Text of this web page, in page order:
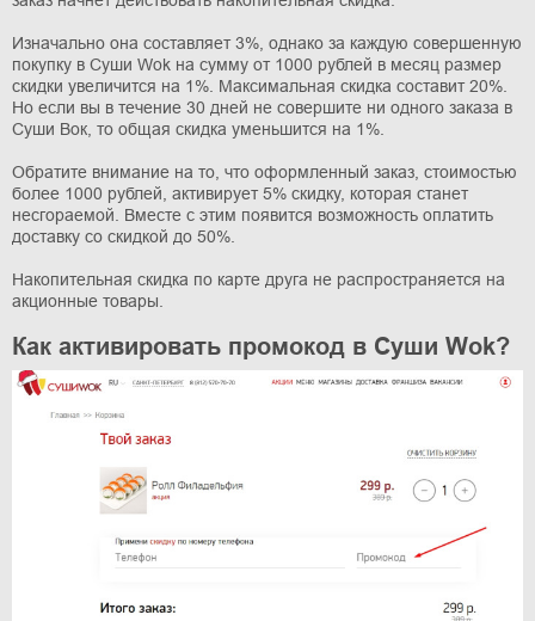
Изначально она составляет 3%, однако за каждую совершенную
покупку в Суши Wok на сумму от 1000 рублей в месяц размер
скидки увеличится на 1%. Максимальная скидка составит 20%.
Но если вы в течение 30 дней не совершите ни одного заказа в
Суши Вок, то общая скидка уменьшится на 1%.
Обратите внимание на то, что оформленный заказ, стоимостью
более 1000 рублей, активирует 5% скидку, которая станет
несгораемой. Вместе с этим появится возможность оплатить
доставку со скидкой до 50%.
Накопительная скидка по карте друга не распространяется на
акционные товары.
Как активировать промокод в Суши Wok?